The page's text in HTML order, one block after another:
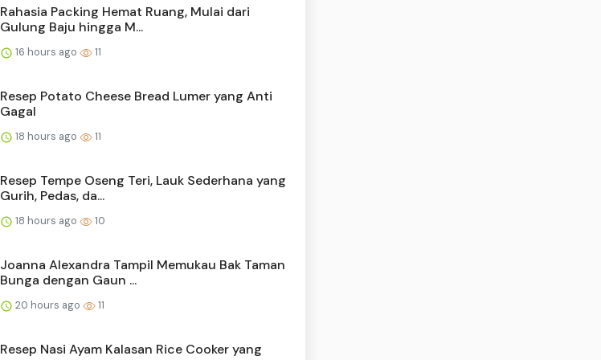
Rahasia Packing Hemat Ruang, Mulai dari
Gulung Baju hingga M...
16 hours ago 11
Resep Potato Cheese Bread Lumer yang Anti
Gagal
18 hours ago 11
Resep Tempe Oseng Teri, Lauk Sederhana yang
Gurih, Pedas, da...
18 hours ago 10
Joanna Alexandra Tampil Memukau Bak Taman
Bunga dengan Gaun ...
20 hours ago 11
Resep Nasi Ayam Kalasan Rice Cooker yang